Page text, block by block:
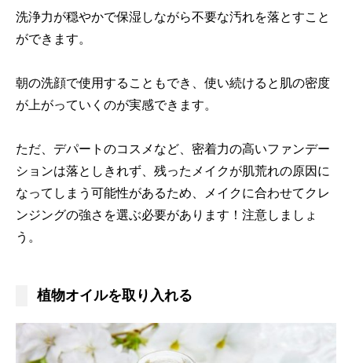
洗浄力が穏やかで保湿しながら不要な汚れを落とすこと
ができます。
朝の洗顔で使用することもでき、使い続けると肌の密度
が上がっていくのが実感できます。
ただ、デパートのコスメなど、密着力の高いファンデー
ションは落としきれず、残ったメイクが肌荒れの原因に
なってしまう可能性があるため、メイクに合わせてクレ
ンジングの強さを選ぶ必要があります！注意しましょ
う。
植物オイルを取り入れる